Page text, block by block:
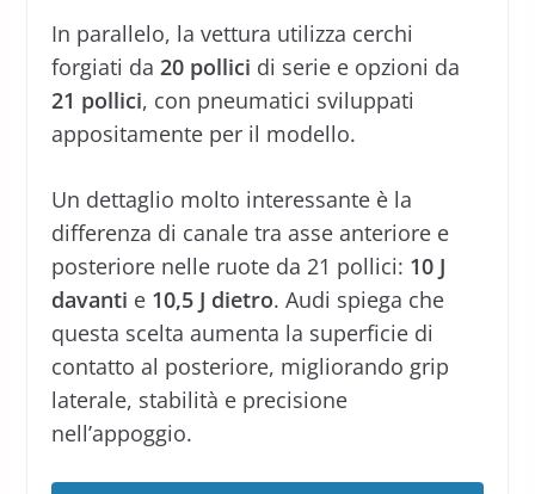
In parallelo, la vettura utilizza cerchi
forgiati da 20 pollici di serie e opzioni da
21 pollici, con pneumatici sviluppati
appositamente per il modello.
Un dettaglio molto interessante è la
differenza di canale tra asse anteriore e
posteriore nelle ruote da 21 pollici: 10 J
davanti e 10,5 J dietro. Audi spiega che
questa scelta aumenta la superficie di
contatto al posteriore, migliorando grip
laterale, stabilità e precisione
nell’appoggio.